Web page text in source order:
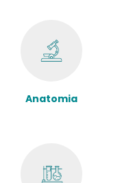
Anatomia